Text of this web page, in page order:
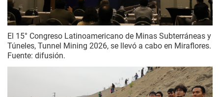
El 15° Congreso Latinoamericano de Minas Subterráneas y
Túneles, Tunnel Mining 2026, se llevó a cabo en Miraflores.
Fuente: difusión.